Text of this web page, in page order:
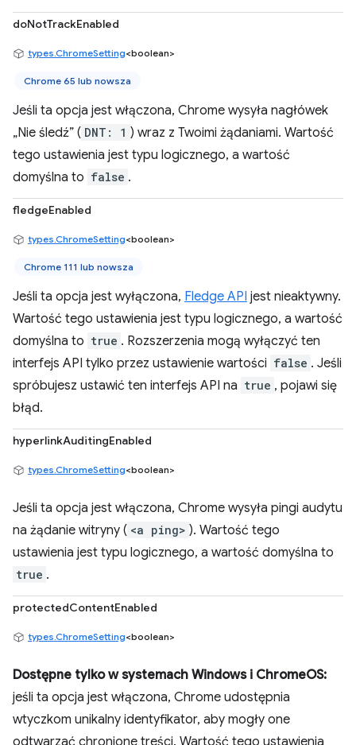
doNotTrackEnabled
types.ChromeSetting<boolean>
Chrome 65 lub nowsza
Jeśli ta opcja jest włączona, Chrome wysyła nagłówek
„Nie śledź” ( DNT: 1 ) wraz z Twoimi żądaniami. Wartość
tego ustawienia jest typu logicznego, a wartość
domyślna to false .
fledgeEnabled
types.ChromeSetting<boolean>
Chrome 111 lub nowsza
Jeśli ta opcja jest wyłączona, Fledge API jest nieaktywny.
Wartość tego ustawienia jest typu logicznego, a wartość
domyślna to true . Rozszerzenia mogą wyłączyć ten
interfejs API tylko przez ustawienie wartości false . Jeśli
spróbujesz ustawić ten interfejs API na true , pojawi się
błąd.
hyperlinkAuditingEnabled
types.ChromeSetting<boolean>
Jeśli ta opcja jest włączona, Chrome wysyła pingi audytu
na żądanie witryny ( <a ping> ). Wartość tego
ustawienia jest typu logicznego, a wartość domyślna to
true .
protectedContentEnabled
types.ChromeSetting<boolean>
Dostępne tylko w systemach Windows i ChromeOS:
jeśli ta opcja jest włączona, Chrome udostępnia
wtyczkom unikalny identyfikator, aby mogły one
odtwarzać chronione treści. Wartość tego ustawienia